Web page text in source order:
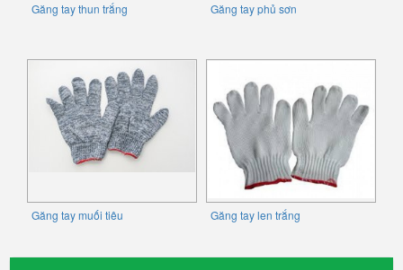
Găng tay thun trắng Găng tay phủ sơn
Găng tay muối tiêu Găng tay len trắng